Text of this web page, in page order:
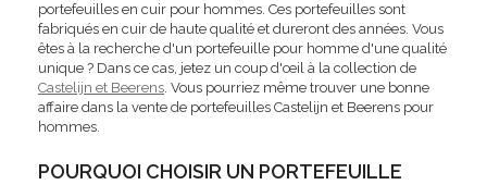
portefeuilles en cuir pour hommes. Ces portefeuilles sont
fabriqués en cuir de haute qualité et dureront des années. Vous
êtes à la recherche d'un portefeuille pour homme d'une qualité
unique ? Dans ce cas, jetez un coup d'œil à la collection de
Castelijn et Beerens. Vous pourriez même trouver une bonne
affaire dans la vente de portefeuilles Castelijn et Beerens pour
hommes.
POURQUOI CHOISIR UN PORTEFEUILLE